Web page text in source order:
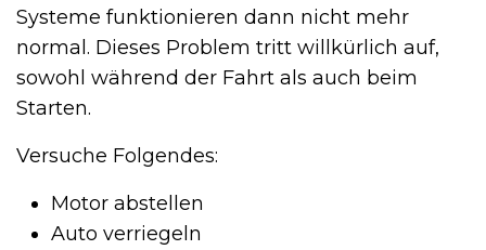
Systeme funktionieren dann nicht mehr
normal. Dieses Problem tritt willkürlich auf,
sowohl während der Fahrt als auch beim
Starten.
Versuche Folgendes:
Motor abstellen
Auto verriegeln